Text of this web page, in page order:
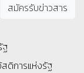
ฐ
ดิการแห่งรัฐ